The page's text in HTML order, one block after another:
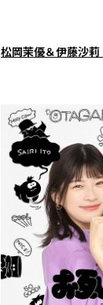
松岡茉優＆伊藤沙莉